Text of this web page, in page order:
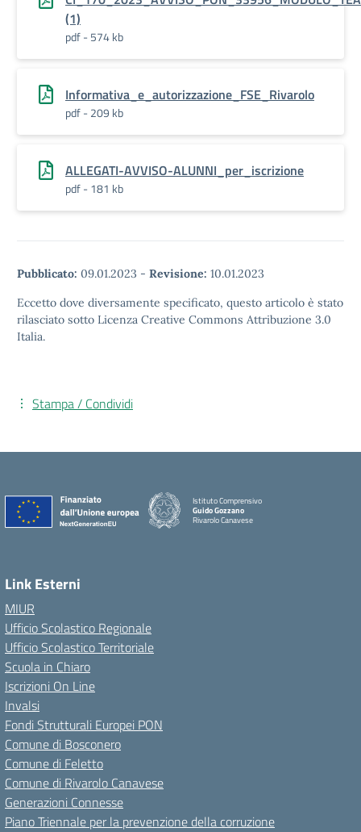
(1)
pdf - 574 kb
Informativa_e_autorizzazione_FSE_Rivarolo
pdf - 209 kb
ALLEGATI-AVVISO-ALUNNI_per_iscrizione
pdf - 181 kb
Pubblicato: 09.01.2023 - Revisione: 10.01.2023
Eccetto dove diversamente specificato, questo articolo è stato
rilasciato sotto Licenza Creative Commons Attribuzione 3.0
Italia.
Stampa / Condividi
Istituto Comprensivo
Guido Gozzano
Rivarolo Canavese
Link Esterni
MIUR
Ufficio Scolastico Regionale
Ufficio Scolastico Territoriale
Scuola in Chiaro
Iscrizioni On Line
Invalsi
Fondi Strutturali Europei PON
Comune di Bosconero
Comune di Feletto
Comune di Rivarolo Canavese
Generazioni Connesse
Piano Triennale per la prevenzione della corruzione